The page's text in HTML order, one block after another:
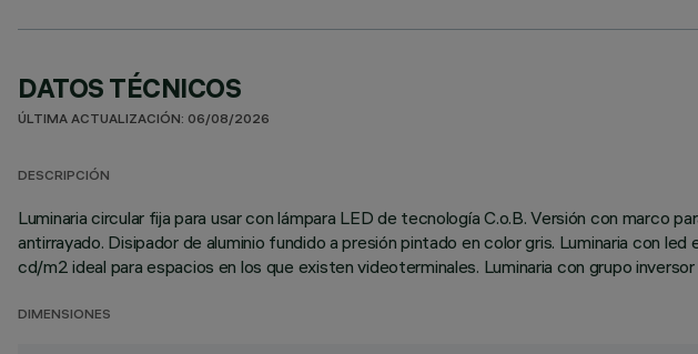
DATOS TÉCNICOS
ÚLTIMA ACTUALIZACIÓN: 06/08/2026
DESCRIPCIÓN
Luminaria circular fija para usar con lámpara LED de tecnología C.o.B. Versión con marco
antirrayado. Disipador de aluminio fundido a presión pintado en color gris. Luminaria con
cd/m2 ideal para espacios en los que existen videoterminales. Luminaria con grupo inversor
DIMENSIONES